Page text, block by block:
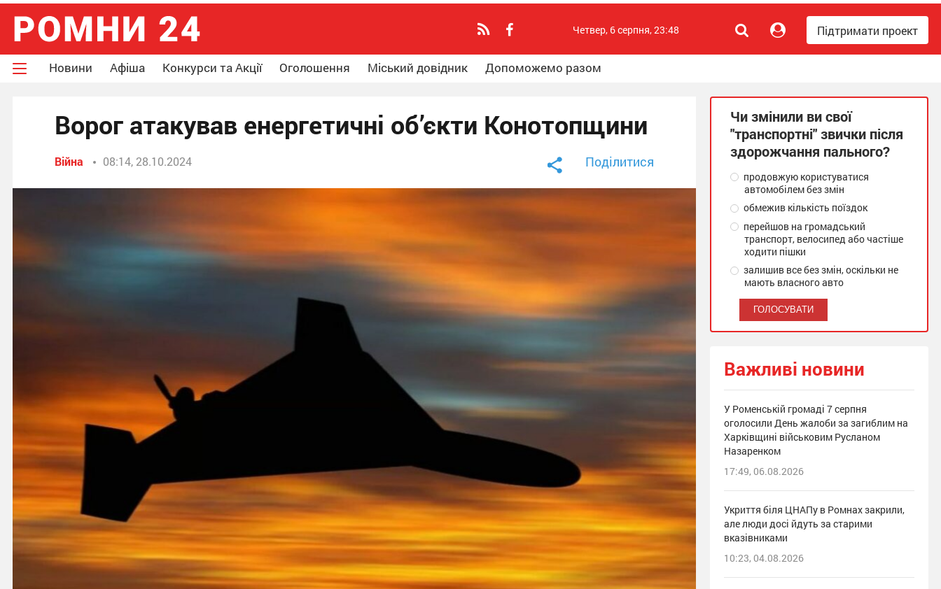
Підтримати проект
Четвер, 6 серпня, 23:48
Новини Афіша Конкурси та Акції Оголошення Міський довідник Допоможемо разом
Ворог атакував енергетичні об’єкти Конотопщини
Війна 08:14, 28.10.2024 Поділитися
Чи змінили ви свої
"транспортні" звички після
здорожчання пального?
продовжую користуватися
автомобілем без змін
обмежив кількість поїздок
перейшов на громадський
транспорт, велосипед або частіше
ходити пішки
залишив все без змін, оскільки не
мають власного авто
Важливі новини
У Роменській громаді 7 серпня
оголосили День жалоби за загиблим на
Харківщині військовим Русланом
Назаренком
17:49, 06.08.2026
Укриття біля ЦНАПу в Ромнах закрили,
але люди досі йдуть за старими
вказівниками
10:23, 04.08.2026